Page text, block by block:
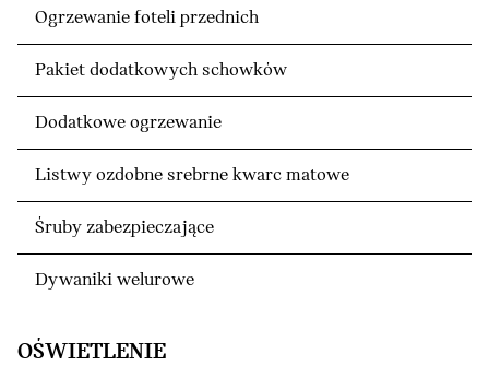
Ogrzewanie foteli przednich
Pakiet dodatkowych schowków
Dodatkowe ogrzewanie
Listwy ozdobne srebrne kwarc matowe
Śruby zabezpieczające
Dywaniki welurowe
OŚWIETLENIE